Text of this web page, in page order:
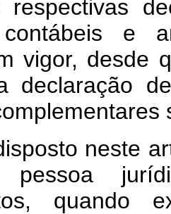
respectivas
contábeis e
vigor, desde
declaração
neste
pessoa
quando